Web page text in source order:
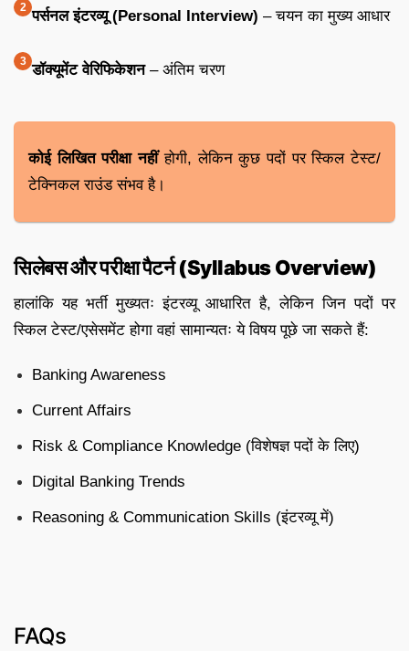
पर्सनल इंटरव्यू (Personal Interview) – चयन का मुख्य आधार
डॉक्यूमेंट वेरिफिकेशन– अंतिम चरण
कोई लिखित परीक्षा नहींहोगी, लेकिन कुछ पदों पर स्किल टेस्ट/
टेक्निकल राउंड संभव है।
सिलेबस और परीक्षा पैटर्न (Syllabus Overview)
हालांकि यह भर्ती मुख्यतः इंटरव्यू आधारित है, लेकिन जिन पदों पर
स्किल टेस्ट/एसेसमेंट होगा वहां सामान्यतः ये विषय पूछे जा सकते हैं:
Banking Awareness
Current Affairs
Risk & Compliance Knowledge (विशेषज्ञ पदों के लिए)
Digital Banking Trends
Reasoning & Communication Skills (इंटरव्यू में)
FAQs